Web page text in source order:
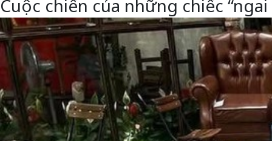
Cuộc chiến của những chiếc